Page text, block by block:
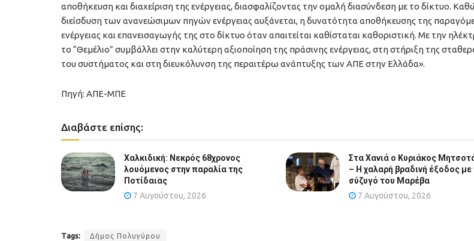
αποθήκευση και διαχείριση της ενέργειας, διασφαλίζοντας την ομαλή διασύνδεση με το δίκτυο.
διείσδυση των ανανεώσιμων πηγών ενέργειας αυξάνεται, η δυνατότητα αποθήκευσης της
ενέργειας και επανεισαγωγής της στο δίκτυο όταν απαιτείται καθίσταται καθοριστική. Με την
το “Θεμέλιο” συμβάλλει στην καλύτερη αξιοποίηση της πράσινης ενέργειας, στη στήριξη της
του συστήματος και στη διευκόλυνση της περαιτέρω ανάπτυξης των ΑΠΕ στην Ελλάδα».
Πηγή: ΑΠΕ-ΜΠΕ
Διαβάστε επίσης:
Χαλκιδική: Νεκρός 68χρονος
λουόμενος στην παραλία της
Ποτίδαιας
7 Αυγούστου, 2026
Στα Χανιά ο Κυριάκος
– Η χαλαρή βραδινή έξοδος με
σύζυγό του Μαρέβα
7 Αυγούστου, 2026
Tags: Δήμος Πολυγύρου